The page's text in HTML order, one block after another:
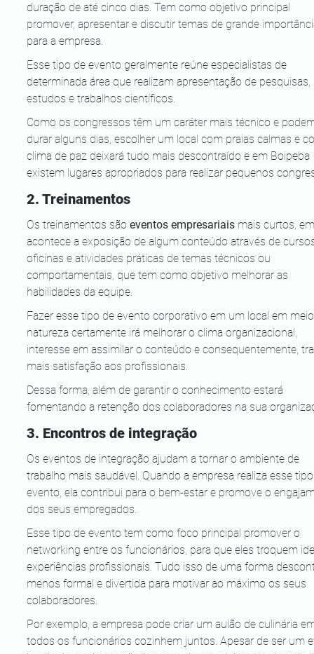
duração de até cinco dias. Tem como objetivo principal
promover, apresentar e discutir temas de grande
para a empresa.
Esse tipo de evento geralmente reúne especialistas de
determinada área que realizam apresentação de pesquisas,
estudos e trabalhos científicos.
Como os congressos têm um caráter mais técnico e
durar alguns dias, escolher um local com praias calmas e
clima de paz deixará tudo mais descontraído e em Boipeba
existem lugares apropriados para realizar pequenos
2. Treinamentos
Os treinamentos são eventos empresariais mais curtos,
acontece a exposição de algum conteúdo através de
oficinas e atividades práticas de temas técnicos ou
comportamentais, que tem como objetivo melhorar as
habilidades da equipe.
Fazer esse tipo de evento corporativo em um local em
natureza certamente irá melhorar o clima organizacional,
interesse em assimilar o conteúdo e consequentemente,
mais satisfação aos profissionais.
Dessa forma, além de garantir o conhecimento estará
fomentando a retenção dos colaboradores na sua
3. Encontros de integração
Os eventos de integração ajudam a tornar o ambiente de
trabalho mais saudável. Quando a empresa realiza esse
evento, ela contribui para o bem-estar e promove o
dos seus empregados.
Esse tipo de evento tem como foco principal promover o
networking entre os funcionários, para que eles troquem
experiências profissionais. Tudo isso de uma forma
menos formal e divertida para motivar ao máximo os seus
colaboradores.
Por exemplo, a empresa pode criar um aulão de culinária
todos os funcionários cozinhem juntos. Apesar de ser um